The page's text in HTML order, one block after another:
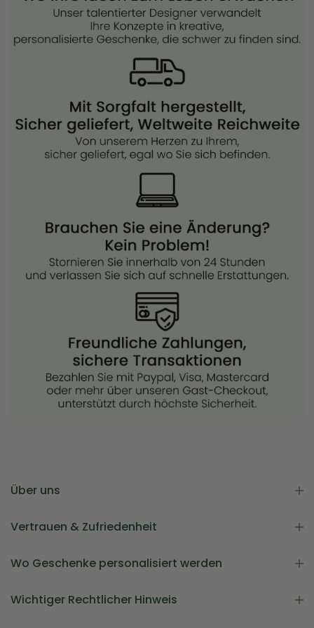
Über uns
Vertrauen & Zufriedenheit
Wo Geschenke personalisiert werden
Wichtiger Rechtlicher Hinweis